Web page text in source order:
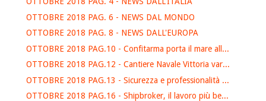
OTTOBRE 2018 PAG. 6 - NEWS DAL MONDO
OTTOBRE 2018 PAG. 8 - NEWS DALL'EUROPA
OTTOBRE 2018 PAG.10 - Confitarma porta il mare all...
OTTOBRE 2018 PAG.12 - Cantiere Navale Vittoria var...
OTTOBRE 2018 PAG.13 - Sicurezza e professionalità ...
OTTOBRE 2018 PAG.16 - Shipbroker, il lavoro più be...